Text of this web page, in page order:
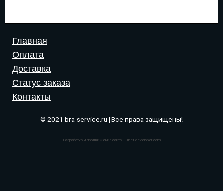
Главная
Оплата
Доставка
Статус заказа
Контакты
© 2021 bra-service.ru | Все права защищены!
Разработка и продвижение сайта — Inet-developer.com